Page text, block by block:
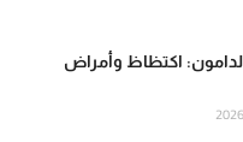
اكتظاظ وأمراض